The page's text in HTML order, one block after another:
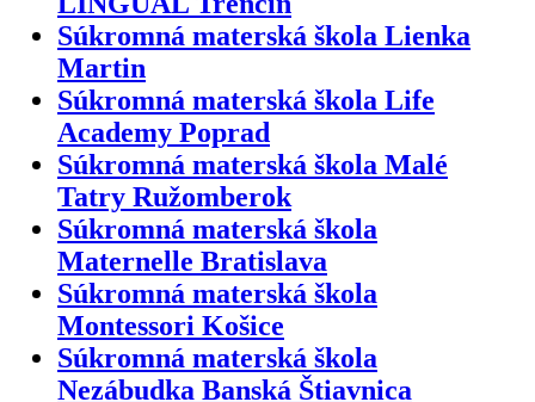
Súkromná materská škola Lienka
Martin
Súkromná materská škola Life
Academy Poprad
Súkromná materská škola Malé
Tatry Ružomberok
Súkromná materská škola
Maternelle Bratislava
Súkromná materská škola
Montessori Košice
Súkromná materská škola
Nezábudka Banská Štiavnica